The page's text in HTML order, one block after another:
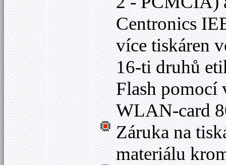
Centronics
více tiskáren
16-ti druhů
Flash pomocí
WLAN-card
Záruka na
materiálu